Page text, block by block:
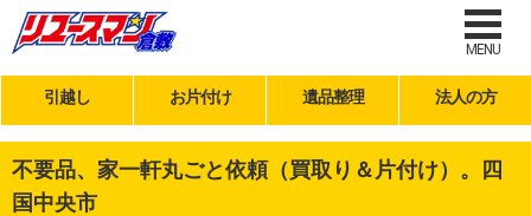
MENU
引越し お片付け 遺品整理 法人の方
不要品、家一軒丸ごと依頼（買取り＆片付け）。四
国中央市